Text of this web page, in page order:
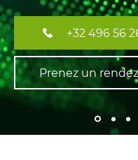
+32 496 56
Prenez un